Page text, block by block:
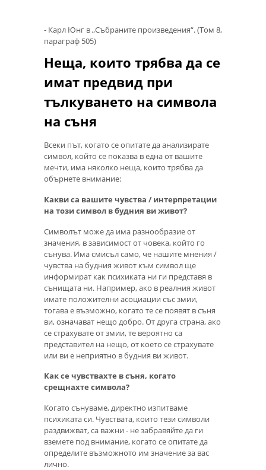
- Карл Юнг в „Събраните произведения“. (Том 8,
параграф 505)
Неща, които трябва да се
имат предвид при
тълкуването на символа
на съня
Всеки път, когато се опитате да анализирате
символ, който се показва в една от вашите
мечти, има няколко неща, които трябва да
обърнете внимание:
Какви са вашите чувства / интерпретации
на този символ в будния ви живот?
Символът може да има разнообразие от
значения, в зависимост от човека, който го
сънува. Има смисъл само, че нашите мнения /
чувства на будния живот към символ ще
информират как психиката ни ги представя в
сънищата ни. Например, ако в реалния живот
имате положителни асоциации със змии,
тогава е възможно, когато те се появят в съня
ви, означават нещо добро. От друга страна, ако
се страхувате от змии, те вероятно са
представител на нещо, от което се страхувате
или ви е неприятно в будния ви живот.
Как се чувствахте в съня, когато
срещнахте символа?
Когато сънуваме, директно изпитваме
психиката си. Чувствата, които тези символи
раздвижват, са важни - не забравяйте да ги
вземете под внимание, когато се опитате да
определите възможното им значение за вас
лично.